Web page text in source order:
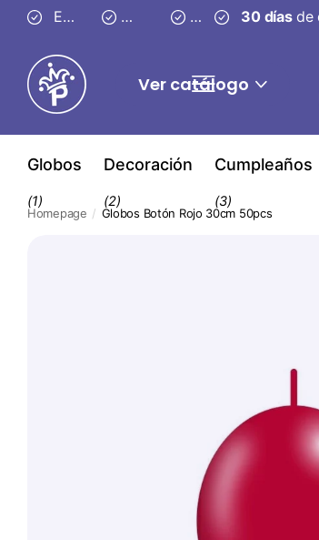
Entrega segura en 3–4 días
Envío gratis desde 59 €
30 díasde
30 días de
Ver catálogo
Globos
(1)
Decoración
(2)
Cumpleaños
(3)
Homepage Globos Botón Rojo 30cm 50pcs